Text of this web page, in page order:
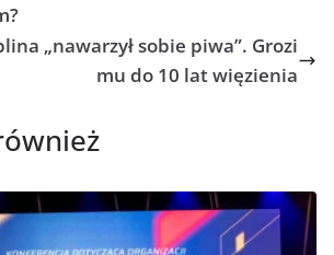
„nawarzył sobie piwa”. Grozi
mu do 10 lat więzienia